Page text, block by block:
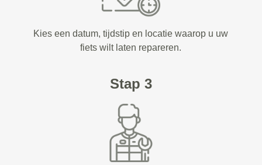
Kies een datum, tijdstip en locatie waarop u uw
fiets wilt laten repareren.
Stap 3